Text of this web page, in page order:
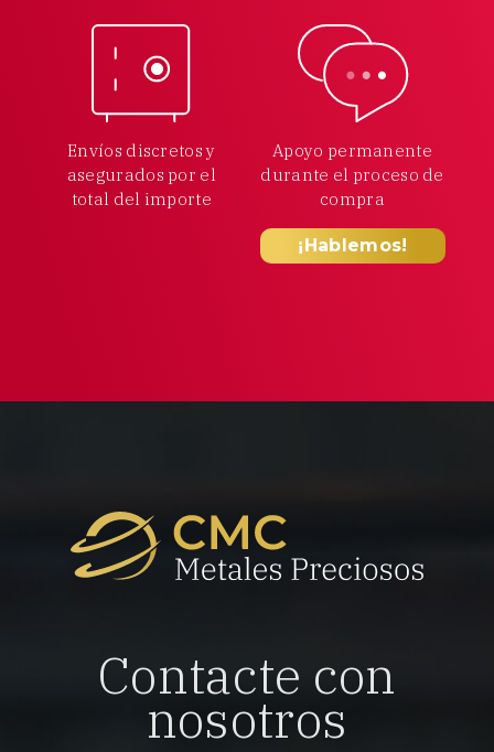
Envíos discretos y
asegurados por el
total del importe
Apoyo permanente
durante el proceso de
compra
¡Hablemos!
Contacte con
nosotros